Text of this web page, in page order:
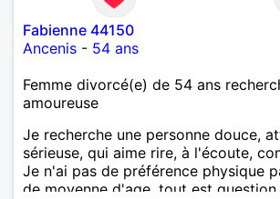
Fabienne 44150
Ancenis - 54 ans
Femme divorcé(e) de 54 ans
amoureuse
Je recherche une personne douce,
sérieuse, qui aime rire, à l'écoute,
Je n'ai pas de préférence physique
de moyenne d'age, tout est question